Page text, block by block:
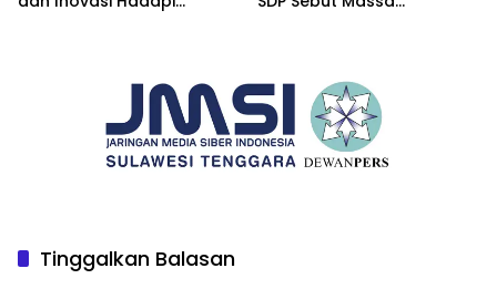
Tinggalkan Balasan